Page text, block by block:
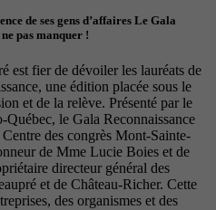
de ses gens d’affaires Le Gala
pas manquer !
est fier de dévoiler les lauréats de
une édition placée sous le
et de la relève. Présenté par le
le Gala Reconnaissance
des congrès Mont-Sainte-
de Mme Lucie Boies et de
directeur général des
et de Château-Richer. Cette
des organismes et des